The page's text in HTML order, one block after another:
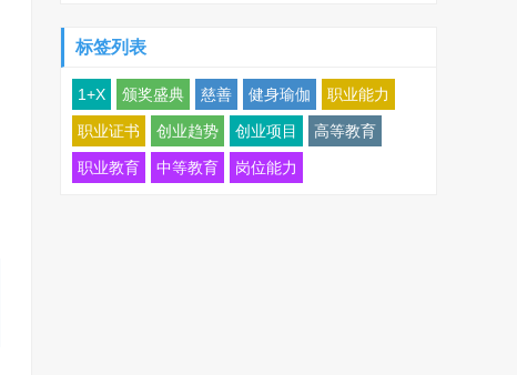
标签列表
1+X 颁奖盛典 慈善 健身瑜伽 职业能力
职业证书 创业趋势 创业项目 高等教育
职业教育 中等教育 岗位能力